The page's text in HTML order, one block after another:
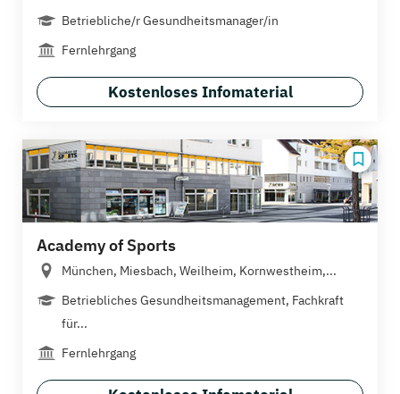
Betriebliche/r Gesundheitsmanager/in
Fernlehrgang
Kostenloses Infomaterial
Academy of Sports
München, Miesbach, Weilheim, Kornwestheim,...
Betriebliches Gesundheitsmanagement, Fachkraft
für...
Fernlehrgang